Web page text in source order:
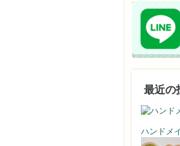
最近の
ハンドメ